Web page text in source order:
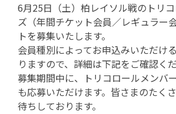
6月25日（土）柏レイソル戦のトリ
ズ（年間チケット会員／レギュラー
トを募集いたします。
会員種別によってお申込みいただけ
りますので、詳細は下記をご確認くだ
募集期間中に、トリコロールメンバ
も応募いただけます。皆さまのたく
待ちしております。